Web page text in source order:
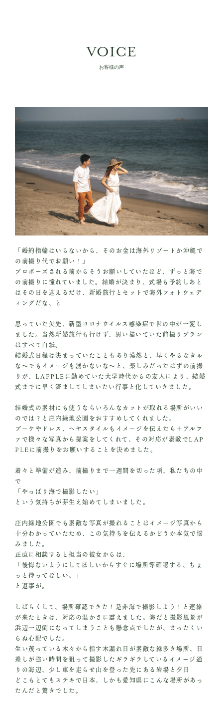
VOICE
お客様の声
「婚約指輪はいらないから、そのお金は海外リゾートか沖縄で
の前撮り代でお願い！」
プロポーズされる前からそうお願いしていたほど、ずっと海で
の前撮りに憧れていました。結婚が決まり、式場も予約しあと
はその日を迎えるだけ、新婚旅行とセットで海外フォトウェデ
ィングだな、と
思っていた矢先、新型コロナウイルス感染症で世の中が一変し
ました。当然新婚旅行も行けず、思い描いていた前撮りプラン
はすべて白紙。
結婚式日程は決まっていたこともあり漠然と、早くやらなきゃ
な～でもイメージも湧かないな～と、楽しみだったはずの前撮
りが、LAPPLEに勤めていた大学時代からの友人により、結婚
式までに早く済ましてしまいたい行事と化していきました。
結婚式の素材にも使うならいろんなカットが取れる場所がいい
のでは？と庄内緑地公園をおすすめしてくれました。
ブーケやドレス、ヘヤスタイルもイメージを伝えたら＋アルフ
ァで様々な写真から提案をしてくれて、その対応が素敵でLAP
PLEに前撮りをお願いすることを決めました。
着々と準備が進み、前撮りまで一週間を切った頃、私たちの中
で
「やっぱり海で撮影したい」
という気持ちが芽生え始めてしまいました。
庄内緑地公園でも素敵な写真が撮れることはイメージ写真から
十分わかっていたため、この気持ちを伝えるかどうか本気で悩
みました。
正直に相談すると担当の彼女からは、
「後悔ないようにしてほしいからすぐに場所等確認する、ちょ
っと待ってほしい。」
と返事が。
しばらくして、場所確認できた！是非海で撮影しよう！と連絡
が来たときは、対応の温かさに震えました。海だと撮影風景が
浜辺一辺倒になってしまうことも懸念点でしたが、まったくい
らぬ心配でした。
生い茂っている木々から指す木漏れ日が素敵な緑多き場所、日
差しが強い時間を狙って撮影したギラギラしているイメージ通
りの海辺、少し車を走らせ山を登った先にある岩場と夕日
どこもとてもステキで日本、しかも愛知県にこんな場所があっ
たんだと驚きでした。